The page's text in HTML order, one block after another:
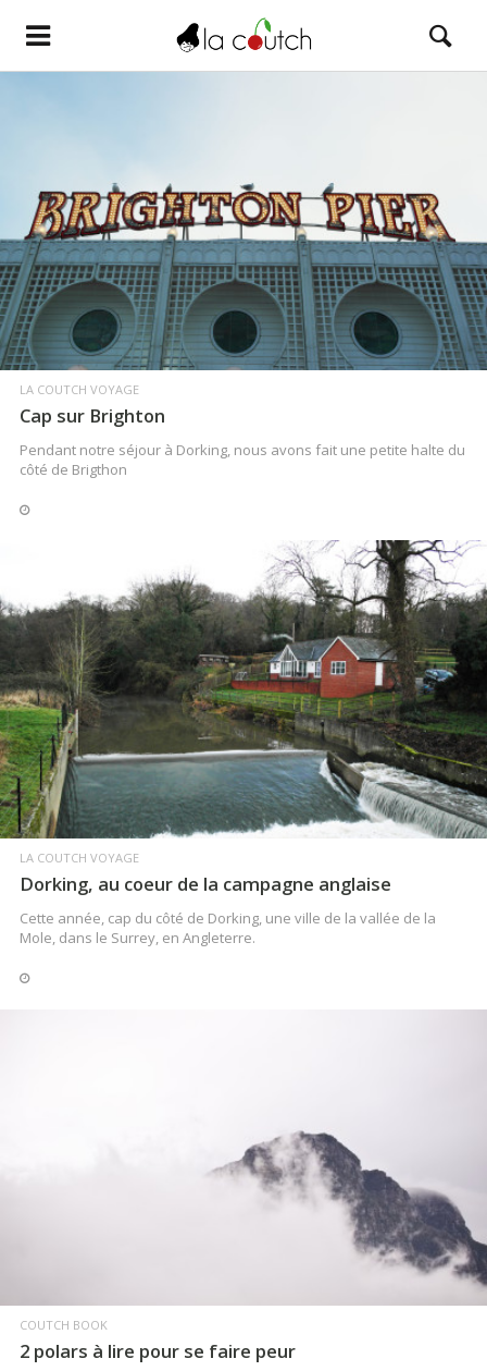
LIRE LA SUITE
LA COUTCH VOYAGE
Cap sur Brighton
Pendant notre séjour à Dorking, nous avons fait une petite halte du
côté de Brigthon
LIRE LA SUITE
LA COUTCH VOYAGE
Dorking, au coeur de la campagne anglaise
Cette année, cap du côté de Dorking, une ville de la vallée de la
Mole, dans le Surrey, en Angleterre.
LIRE LA SUITE
COUTCH BOOK
2 polars à lire pour se faire peur